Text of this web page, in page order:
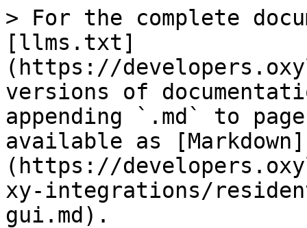
> For the complete
[llms.txt]
(https://
versions of
appending `.md` to
available as [Markdown]
(https://
xy-integrations/
gui.md).